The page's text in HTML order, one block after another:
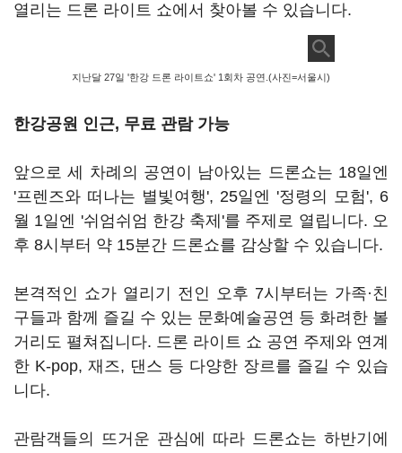
열리는 드론 라이트 쇼에서 찾아볼 수 있습니다.
지난달 27일 '한강 드론 라이트쇼' 1회차 공연.(사진=서울시)
한강공원 인근, 무료 관람 가능
앞으로 세 차례의 공연이 남아있는 드론쇼는 18일엔
'프렌즈와 떠나는 별빛여행', 25일엔 '정령의 모험', 6
월 1일엔 '쉬엄쉬엄 한강 축제'를 주제로 열립니다. 오
후 8시부터 약 15분간 드론쇼를 감상할 수 있습니다.
본격적인 쇼가 열리기 전인 오후 7시부터는 가족·친
구들과 함께 즐길 수 있는 문화예술공연 등 화려한 볼
거리도 펼쳐집니다. 드론 라이트 쇼 공연 주제와 연계
한 K-pop, 재즈, 댄스 등 다양한 장르를 즐길 수 있습
니다.
관람객들의 뜨거운 관심에 따라 드론쇼는 하반기에